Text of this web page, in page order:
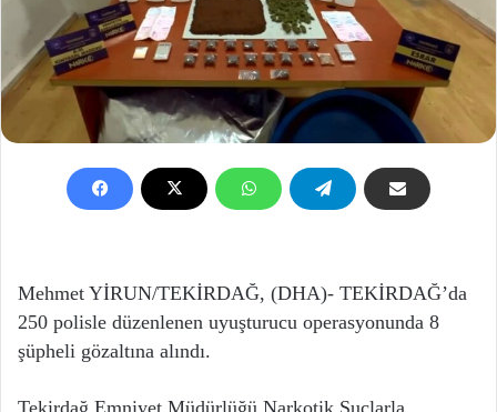
Mehmet YİRUN/TEKİRDAĞ, (DHA)- TEKİRDAĞ’da
250 polisle düzenlenen uyuşturucu operasyonunda 8
şüpheli gözaltına alındı.